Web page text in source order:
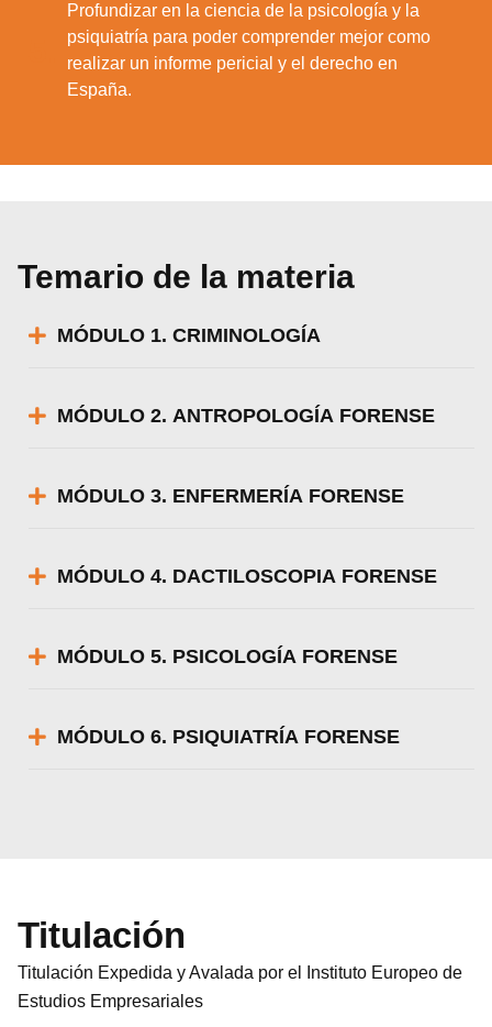
Profundizar en la ciencia de la psicología y la
psiquiatría para poder comprender mejor como
realizar un informe pericial y el derecho en
España.
Temario de la materia
MÓDULO 1. CRIMINOLOGÍA
MÓDULO 2. ANTROPOLOGÍA FORENSE
MÓDULO 3. ENFERMERÍA FORENSE
MÓDULO 4. DACTILOSCOPIA FORENSE
MÓDULO 5. PSICOLOGÍA FORENSE
MÓDULO 6. PSIQUIATRÍA FORENSE
Titulación
Titulación Expedida y Avalada por el Instituto Europeo de
Estudios Empresariales